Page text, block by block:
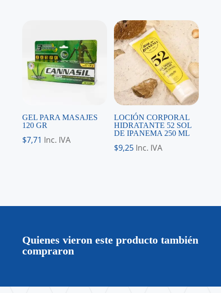
GEL PARA MASAJES
120 GR
$7,71 Inc. IVA
LOCIÓN CORPORAL
HIDRATANTE 52 SOL
DE IPANEMA 250 ML
$9,25 Inc. IVA
Quienes vieron este producto también
compraron